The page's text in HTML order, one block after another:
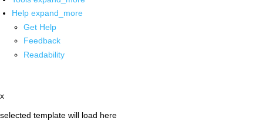
Help expand_more
Get Help
Feedback
Readability
x
selected template will load here